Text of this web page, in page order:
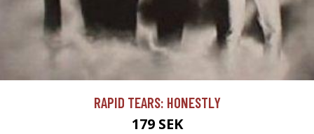
RAPID TEARS: HONESTLY
179 SEK